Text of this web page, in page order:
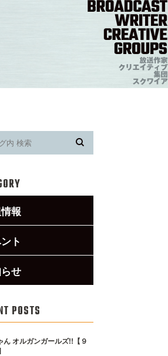
報
ト
せ
POSTS
ん オルガンガールズ!!【９